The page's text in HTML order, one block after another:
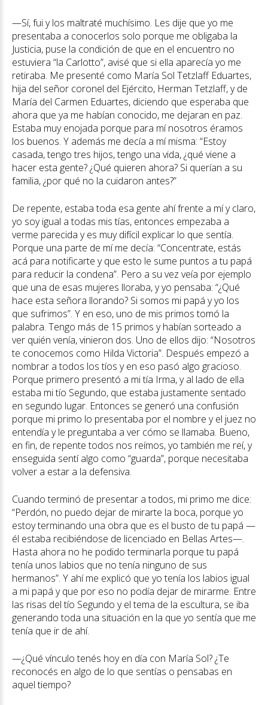
—Sí, fui y los maltraté muchísimo. Les dije que yo me
presentaba a conocerlos solo porque me obligaba la
Justicia, puse la condición de que en el encuentro no
estuviera “la Carlotto”, avisé que si ella aparecía yo me
retiraba. Me presenté como María Sol Tetzlaff Eduartes,
hija del señor coronel del Ejército, Herman Tetzlaff, y de
María del Carmen Eduartes, diciendo que esperaba que
ahora que ya me habían conocido, me dejaran en paz.
Estaba muy enojada porque para mí nosotros éramos
los buenos. Y además me decía a mí misma: “Estoy
casada, tengo tres hijos, tengo una vida, ¿qué viene a
hacer esta gente? ¿Qué quieren ahora? Si querían a su
familia, ¿por qué no la cuidaron antes?”
De repente, estaba toda esa gente ahí frente a mí y claro,
yo soy igual a todas mis tías, entonces empezaba a
verme parecida y es muy difícil explicar lo que sentía.
Porque una parte de mí me decía: “Concentrate, estás
acá para notificarte y que esto le sume puntos a tu papá
para reducir la condena”. Pero a su vez veía por ejemplo
que una de esas mujeres lloraba, y yo pensaba: “¿Qué
hace esta señora llorando? Si somos mi papá y yo los
que sufrimos”. Y en eso, uno de mis primos tomó la
palabra. Tengo más de 15 primos y habían sorteado a
ver quién venía, vinieron dos. Uno de ellos dijo: “Nosotros
te conocemos como Hilda Victoria”. Después empezó a
nombrar a todos los tíos y en eso pasó algo gracioso.
Porque primero presentó a mi tía Irma, y al lado de ella
estaba mi tío Segundo, que estaba justamente sentado
en segundo lugar. Entonces se generó una confusión
porque mi primo lo presentaba por el nombre y el juez no
entendía y le preguntaba a ver cómo se llamaba. Bueno,
en fin, de repente todos nos reímos, yo también me reí, y
enseguida sentí algo como “guarda”, porque necesitaba
volver a estar a la defensiva.
Cuando terminó de presentar a todos, mi primo me dice:
“Perdón, no puedo dejar de mirarte la boca, porque yo
estoy terminando una obra que es el busto de tu papá —
él estaba recibiéndose de licenciado en Bellas Artes—.
Hasta ahora no he podido terminarla porque tu papá
tenía unos labios que no tenía ninguno de sus
hermanos”. Y ahí me explicó que yo tenía los labios igual
a mi papá y que por eso no podía dejar de mirarme. Entre
las risas del tío Segundo y el tema de la escultura, se iba
generando toda una situación en la que yo sentía que me
tenía que ir de ahí.
—¿Qué vínculo tenés hoy en día con María Sol? ¿Te
reconocés en algo de lo que sentías o pensabas en
aquel tiempo?